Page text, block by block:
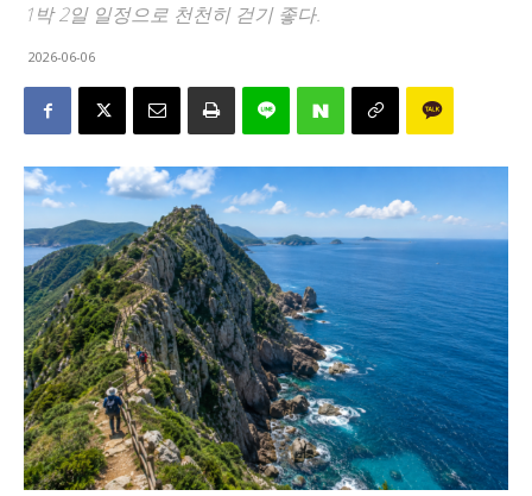
1박 2일 일정으로 천천히 걷기 좋다.
2026-06-06